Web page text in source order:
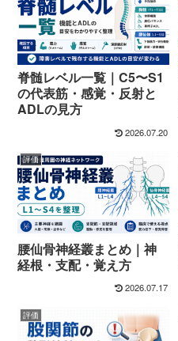
脊髄レベル一覧｜C5〜S1
の代表筋・感覚・反射と
ADLの見方
2026.07.20
評価
腰仙骨神経叢まとめ｜神
経根・支配・覚え方
2026.07.17
評価